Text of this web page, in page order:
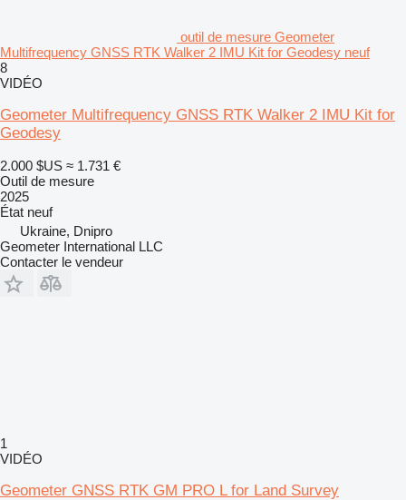
outil de mesure Geometer
Multifrequency GNSS RTK Walker 2 IMU Kit for Geodesy neuf
8
VIDÉO
Geometer Multifrequency GNSS RTK Walker 2 IMU Kit for
Geodesy
2.000 $US ≈ 1.731 €
Outil de mesure
2025
État neuf
Ukraine, Dnipro
Geometer International LLC
Contacter le vendeur
1
VIDÉO
Geometer GNSS RTK GM PRO L for Land Survey